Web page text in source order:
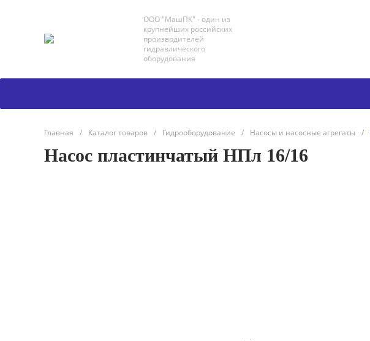
ООО "МашПК" - один из
крупнейших российских
производителей
гидравлического
оборудования
Главная / Каталог товаров / Гидрооборудование / Насосы и насосные агрегаты /
Насос пластинчатый НПл 16/16